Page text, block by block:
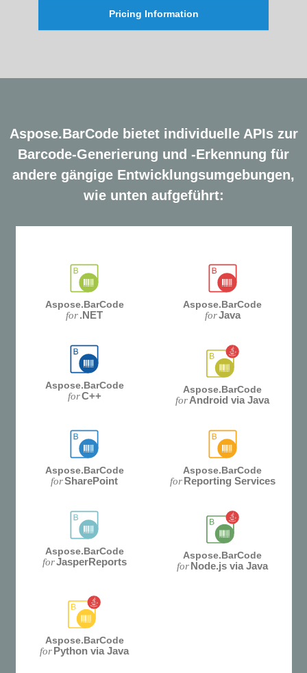
Pricing Information
Aspose.BarCode bietet individuelle APIs zur
Barcode-Generierung und -Erkennung für
andere gängige Entwicklungsumgebungen,
wie unten aufgeführt:
Aspose.BarCode
for.NET
Aspose.BarCode
forJava
Aspose.BarCode
forC++
Aspose.BarCode
forAndroid via Java
Aspose.BarCode
forSharePoint
Aspose.BarCode
for Reporting Services
Aspose.BarCode
forJasperReports
Aspose.BarCode
forNode.js via Java
Aspose.BarCode
forPython via Java